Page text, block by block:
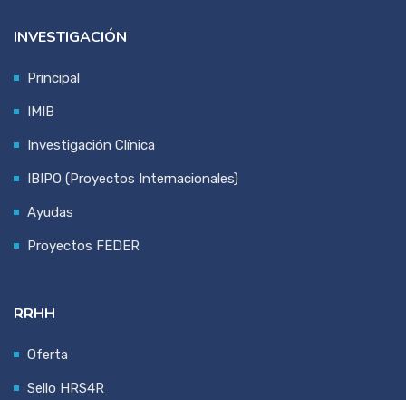
INVESTIGACIÓN
Principal
IMIB
Investigación Clínica
IBIPO (Proyectos Internacionales)
Ayudas
Proyectos FEDER
RRHH
Oferta
Sello HRS4R